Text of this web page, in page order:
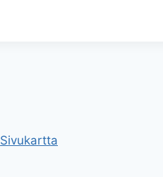
Sivukartta